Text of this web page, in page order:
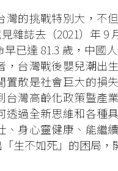
灣的挑戰特別大，不
雜誌去（2021）年 9
已達 81.3 歲，中國
台灣戰後嬰兒潮出
散是社會巨大的損
灣高齡化政策暨產
過全新思維和各種
身心靈健康、能繼
生不如死」的困局，